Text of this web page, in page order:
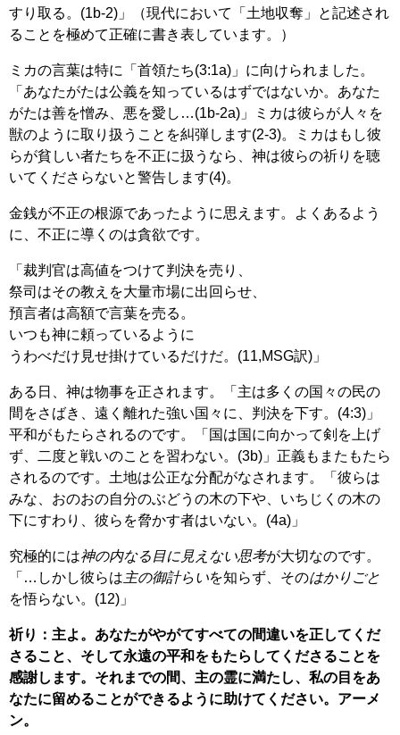
すり取る。(1b-2)」（現代において「土地収奪」と記述され
ることを極めて正確に書き表しています。）
ミカの言葉は特に「首領たち(3:1a)」に向けられました。
「あなたがたは公義を知っているはずではないか。あなた
がたは善を憎み、悪を愛し…(1b-2a)」ミカは彼らが人々を
獣のように取り扱うことを糾弾します(2-3)。ミカはもし彼
らが貧しい者たちを不正に扱うなら、神は彼らの祈りを聴
いてくださらないと警告します(4)。
金銭が不正の根源であったように思えます。よくあるよう
に、不正に導くのは貪欲です。
「裁判官は高値をつけて判決を売り、
祭司はその教えを大量市場に出回らせ、
預言者は高額で言葉を売る。
いつも神に頼っているように
うわべだけ見せ掛けているだけだ。(11,MSG訳)」
ある日、神は物事を正されます。「主は多くの国々の民の
間をさばき、遠く離れた強い国々に、判決を下す。(4:3)」
平和がもたらされるのです。「国は国に向かって剣を上げ
ず、二度と戦いのことを習わない。(3b)」正義もまたもたら
されるのです。土地は公正な分配がなされます。「彼らは
みな、おのおの自分のぶどうの木の下や、いちじくの木の
下にすわり、彼らを脅かす者はいない。(4a)」
究極的には神の内なる目に見えない思考が大切なのです。
「…しかし彼らは 主の御計らいを知らず、そのはかりごと
を悟らない。(12)」
祈り：主よ。あなたがやがてすべての間違いを正してくだ
さること、そして永遠の平和をもたらしてくださることを
感謝します。それまでの間、主の霊に満たし、私の目をあ
なたに留めることができるように助けてください。アーメ
ン。